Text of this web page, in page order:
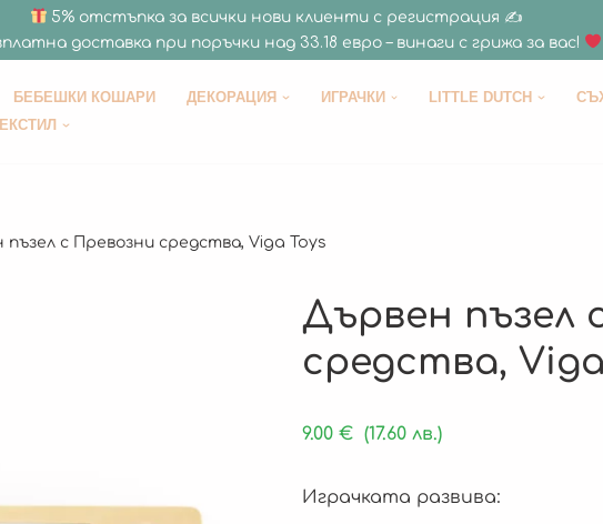
5% отстъпка за всички нови клиенти с регистрация ✍
доставка при поръчки над 33.18 евро – винаги с грижа за вас!
БЕБЕШКИ КОШАРИ ДЕКОРАЦИЯ ИГРАЧКИ LITTLE DUTCH
пъзел с Превозни средства, Viga Toys
Дървен пъзел
средства,
9.00 € (17.60 лв.)
Играчката развива: